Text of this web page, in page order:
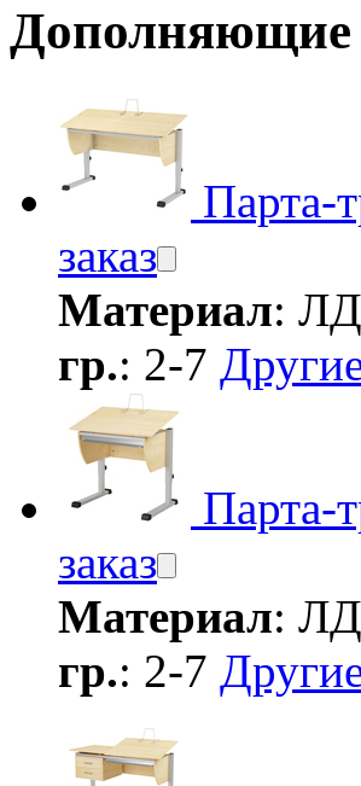
Дополняющие
Парта-
заказ
Материал:
гр.: 2-7
Парта-
заказ
Материал:
гр.: 2-7